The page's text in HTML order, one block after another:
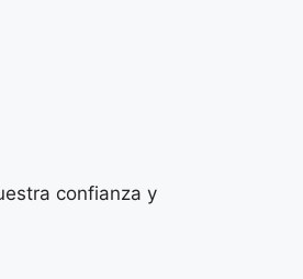
confianza y